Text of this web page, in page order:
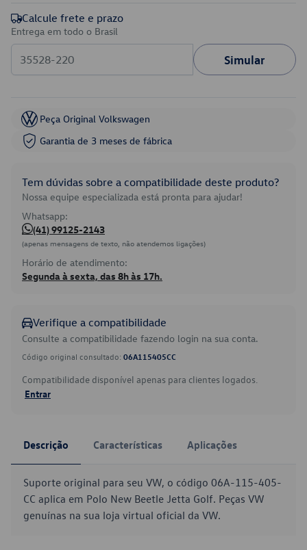
Calcule frete e prazo
Entrega em todo o Brasil
Simular
Peça Original Volkswagen
Garantia de 3 meses de fábrica
Tem dúvidas sobre a compatibilidade deste produto?
Nossa equipe especializada está pronta para ajudar!
Whatsapp:
(41) 99125-2143
(apenas mensagens de texto, não atendemos ligações)
Horário de atendimento:
Segunda à sexta, das 8h às 17h.
Verifique a compatibilidade
Consulte a compatibilidade fazendo login na sua conta.
Código original consultado: 06A115405CC
Compatibilidade disponível apenas para clientes logados.
Entrar
Descrição Características Aplicações
Suporte original para seu VW, o código 06A-115-405-
CC aplica em Polo New Beetle Jetta Golf. Peças VW
genuínas na sua loja virtual oficial da VW.